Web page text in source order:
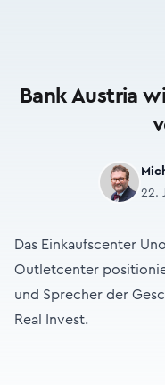
Bank Austria
22.
Das Einkaufscenter
Outletcenter
und Sprecher der
Real Invest.